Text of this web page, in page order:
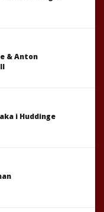
& Anton
i Huddinge